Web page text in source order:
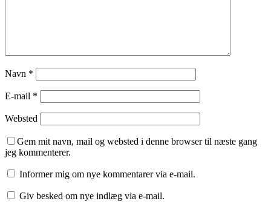
Navn *
E-mail *
Websted
Gem mit navn, mail og websted i denne browser til næste gang
jeg kommenterer.
Informer mig om nye kommentarer via e-mail.
Giv besked om nye indlæg via e-mail.